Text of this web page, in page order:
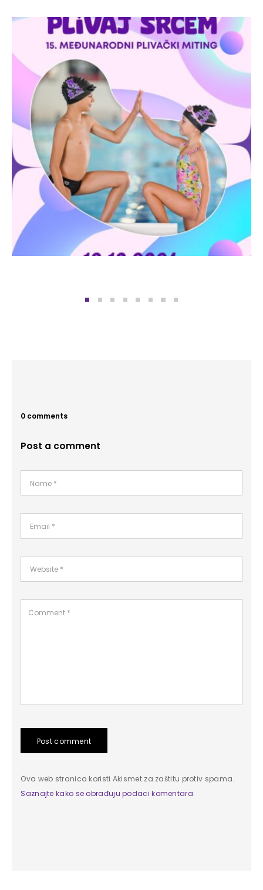
0 comments
Post a comment
Post comment
Ova web stranica koristi Akismet za zaštitu protiv spama.
Saznajte kako se obrađuju podaci komentara.